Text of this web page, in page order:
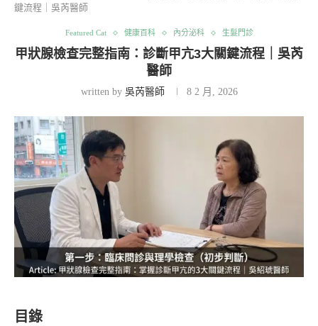
鍵流程｜吳芮醫師
Featured Cat 健康百科 內分泌科 生髮門診
甲狀腺檢查完整指南：診斷甲亢3大關鍵流程｜吳芮
醫師
written by 吳芮醫師 8 2 月, 2026
目錄